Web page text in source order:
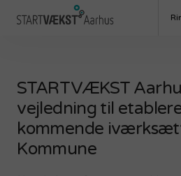
STARTVÆKST
vejledning til
kommende
Kommune